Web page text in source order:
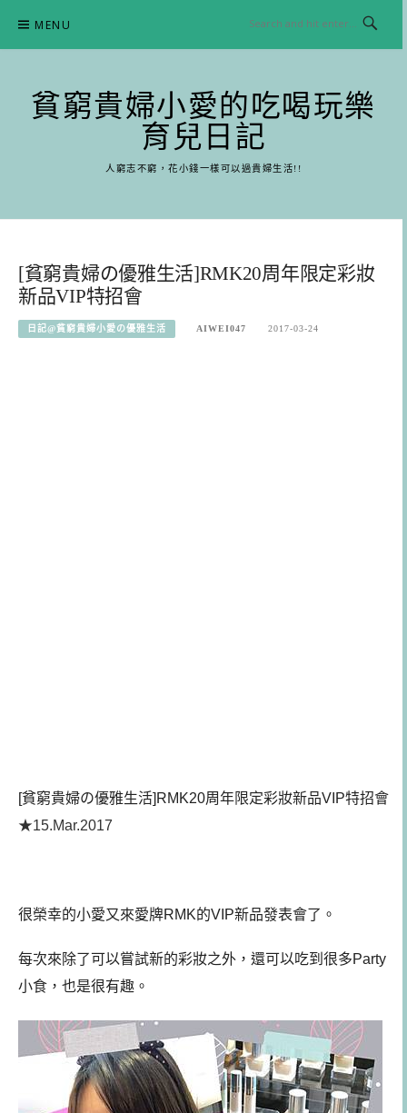
content
MENU
貧窮貴婦小愛的吃喝玩樂
育兒日記
人窮志不窮，花小錢一樣可以過貴婦生活!!
[貧窮貴婦の優雅生活]RMK20周年限定彩妝
新品VIP特招會
日記@貧窮貴婦小愛の優雅生活 AIWEI047 2017-03-24
[貧窮貴婦の優雅生活]RMK20周年限定彩妝新品VIP特招會
★15.Mar.2017
很榮幸的小愛又來愛牌RMK的VIP新品發表會了。
每次來除了可以嘗試新的彩妝之外，還可以吃到很多Party
小食，也是很有趣。